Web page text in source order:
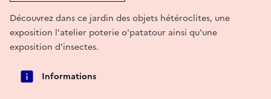
Découvrez dans ce jardin des objets hétéroclites, une
exposition l'atelier poterie o'patatour ainsi qu'une
exposition d’insectes.
Informations